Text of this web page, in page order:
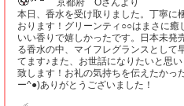
京都府 Oさんより
本日、香水を受け取りました。丁寧に
おります！グリーンティ○○はまさに癒
いい香りで嬉しかったです。日本未発
る香水の中、マイフレグランスとして
てます♪また、お世話になりたいと思
致します！お礼の気持ちを伝えたかっ
ー^●)ありがとうございました！